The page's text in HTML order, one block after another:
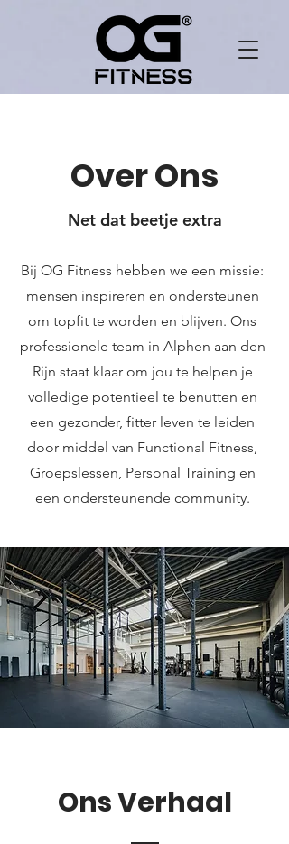
Over Ons
Net dat beetje extra
Bij OG Fitness hebben we een missie:
mensen inspireren en ondersteunen
om topfit te worden en blijven. Ons
professionele team in Alphen aan den
Rijn staat klaar om jou te helpen je
volledige potentieel te benutten en
een gezonder, fitter leven te leiden
door middel van Functional Fitness,
Groepslessen, Personal Training en
een ondersteunende community.
Ons Verhaal